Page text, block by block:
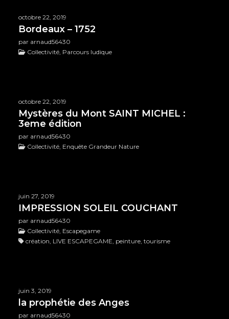
octobre 22, 2019
Bordeaux – 1752
par arnaud56430
Collectivité, Parcours ludique
octobre 22, 2019
Mystères du Mont SAINT MICHEL :
3eme édition
par arnaud56430
Collectivité, Enquête Grandeur Nature
juin 27, 2019
IMPRESSION SOLEIL COUCHANT
par arnaud56430
Collectivité, Escapegame
création, LIVE ESCAPEGAME, peinture, tourisme
juin 3, 2019
la prophétie des Anges
par arnaud56430